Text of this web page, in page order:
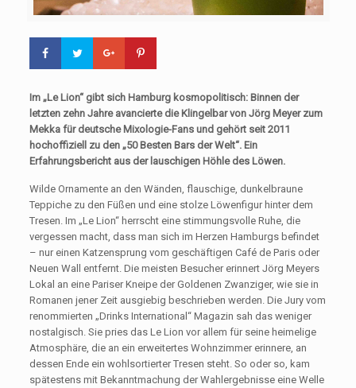
Im „Le Lion“ gibt sich Hamburg kosmopolitisch: Binnen der
letzten zehn Jahre avancierte die Klingelbar von Jörg Meyer zum
Mekka für deutsche Mixologie-Fans und gehört seit 2011
hochoffiziell zu den „50 Besten Bars der Welt“. Ein
Erfahrungsbericht aus der lauschigen Höhle des Löwen.
Wilde Ornamente an den Wänden, flauschige, dunkelbraune
Teppiche zu den Füßen und eine stolze Löwenfigur hinter dem
Tresen. Im „Le Lion“ herrscht eine stimmungsvolle Ruhe, die
vergessen macht, dass man sich im Herzen Hamburgs befindet
– nur einen Katzensprung vom geschäftigen Café de Paris oder
Neuen Wall entfernt. Die meisten Besucher erinnert Jörg Meyers
Lokal an eine Pariser Kneipe der Goldenen Zwanziger, wie sie in
Romanen jener Zeit ausgiebig beschrieben werden. Die Jury vom
renommierten „Drinks International“ Magazin sah das weniger
nostalgisch. Sie pries das Le Lion vor allem für seine heimelige
Atmosphäre, die an ein erweitertes Wohnzimmer erinnere, an
dessen Ende ein wohlsortierter Tresen steht. So oder so, kam
spätestens mit Bekanntmachung der Wahlergebnisse eine Welle